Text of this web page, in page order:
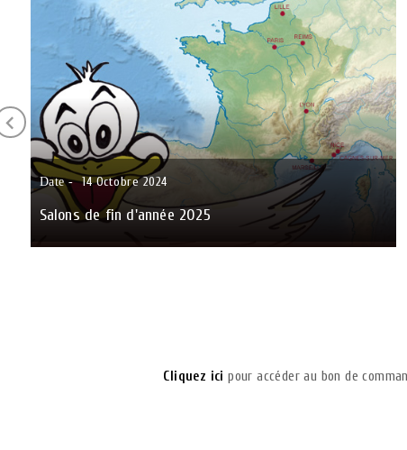
Date - 14Octobre2024
Salons de fin d'année 2025
Cliquez ici pour accéder au bon de